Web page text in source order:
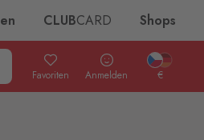
CLUBCARD Shops
Favoriten Anmelden €